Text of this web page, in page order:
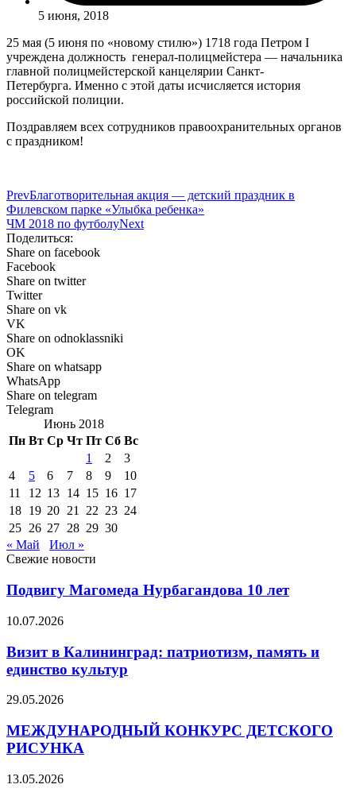
5 июня, 2018
25 мая (5 июня по «новому стилю») ‎1718 года Петром I
учреждена должность ‎генерал-полицмейстера — начальника
главной полицмейстерской канцелярии Санкт-
Петербурга. Именно с этой даты исчисляется история
российской полиции.
Поздравляем всех сотрудников правоохранительных органов
с праздником!
PrevБлаготворительная акция — детский праздник в
Филевском парке «Улыбка ребенка»
ЧМ 2018 по футболуNext
Поделиться:
Share on facebook
Facebook
Share on twitter
Twitter
Share on vk
VK
Share on odnoklassniki
OK
Share on whatsapp
WhatsApp
Share on telegram
Telegram
Июнь 2018
Пн Вт Ср Чт Пт Сб Вс
1
2
3
4
5 6 7 8 9
10
11
12 13 14 15 16 17
18 19 20 21 22 23 24
25 26 27 28 29 30
« Май
Июл »
Свежие новости
Подвигу Магомеда Нурбагандова 10 лет
10.07.2026
Визит в Калининград: патриотизм, память и
единство культур
29.05.2026
МЕЖДУНАРОДНЫЙ КОНКУРС ДЕТСКОГО
РИСУНКА
13.05.2026